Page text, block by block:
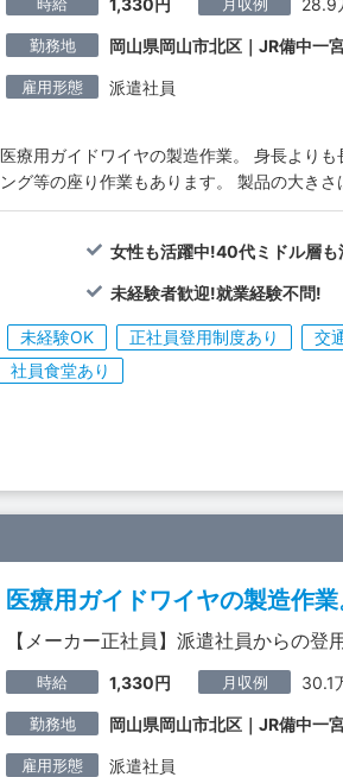
1,330円 28.9
勤務地 岡山県岡山市北区｜JR備中一
雇用形態 派遣社員
医療用ガイドワイヤの製造作業。 身長より
ング等の座り作業もあります。 製品の大き
女性も活躍中!40代ミドル層も
未経験者歓迎!就業経験不問!
未経験OK 正社員登用制度あり 交
社員食堂あり
医療用ガイドワイヤの製造作業
【メーカー正社員】派遣社員からの登
時給 1,330円 月収例 30.1
勤務地 岡山県岡山市北区｜JR備中一
雇用形態 派遣社員